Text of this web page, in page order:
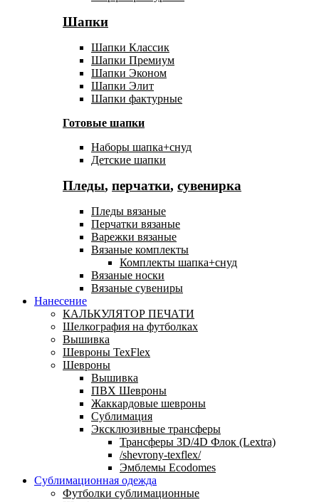
Шапки
Шапки Классик
Шапки Премиум
Шапки Эконом
Шапки Элит
Шапки фактурные
Готовые шапки
Наборы шапка+снуд
Детские шапки
Пледы, перчатки, сувенирка
Пледы вязаные
Перчатки вязаные
Варежки вязаные
Вязаные комплекты
Комплекты шапка+снуд
Вязаные носки
Вязаные сувениры
Нанесение
КАЛЬКУЛЯТОР ПЕЧАТИ
Шелкография на футболках
Вышивка
Шевроны TexFlex
Шевроны
Вышивка
ПВХ Шевроны
Жаккардовые шевроны
Сублимация
Эксклюзивные трансферы
Трансферы 3D/4D Флок (Lextra)
/shevrony-texflex/
Эмблемы Ecodomes
Сублимационная одежда
Футболки сублимационные